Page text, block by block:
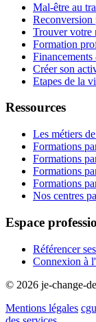
Mal-être au
Reconversion
Trouver votre
Formation
Créer son
Etapes de la
Ressources
Les métiers
Formations
Formations
Formations
Formations
Nos centres
Espace
Référencer
Connexion à
© 2026 je-change-
Mentions légales cgu